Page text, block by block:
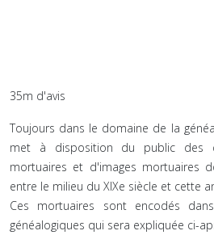
35m d'avis
Toujours dans le domaine de la
met à disposition du public des
mortuaires et d'images mortuaires
entre le milieu du XIXe siècle et cette
Ces mortuaires sont encodés
généalogiques qui sera expliquée ci-